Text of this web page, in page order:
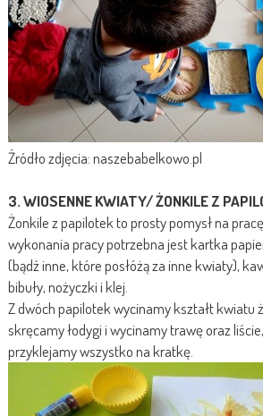
Źródło zdjęcia: naszebabelkowo.pl
3. WIOSENNE KWIATY/ ŻONKILE Z
Żonkile z papilotek to prosty pomysł na
wykonania pracy potrzebna jest kartka
(bądź inne, które posłóżą za inne kwiaty),
bibuły, nożyczki i klej.
Z dwóch papilotek wycinamy kształt kwiatu
skręcamy łodygi i wycinamy trawę oraz
przyklejamy wszystko na kratkę.